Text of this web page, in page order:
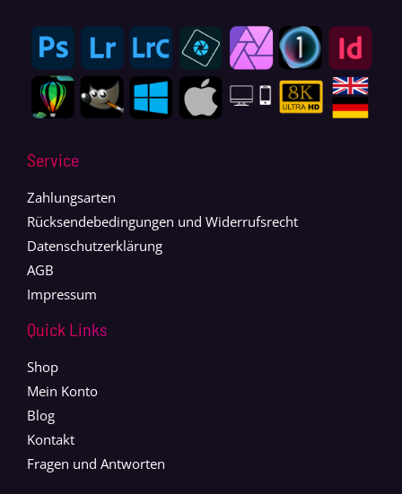
Service
Zahlungsarten
Rücksendebedingungen und Widerrufsrecht
Datenschutzerklärung
AGB
Impressum
Quick Links
Shop
Mein Konto
Blog
Kontakt
Fragen und Antworten